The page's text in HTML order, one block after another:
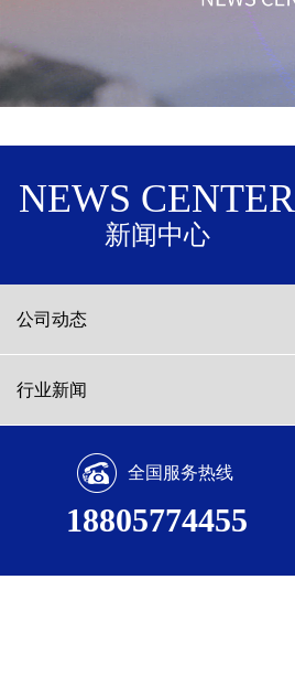
NEWS CENTER
新闻中心
公司动态
行业新闻
全国服务热线
18805774455